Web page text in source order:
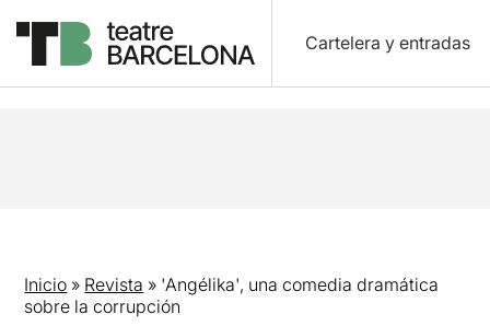
Cartelera y entradas
Inicio » Revista » 'Angélika', una comedia dramática
sobre la corrupción